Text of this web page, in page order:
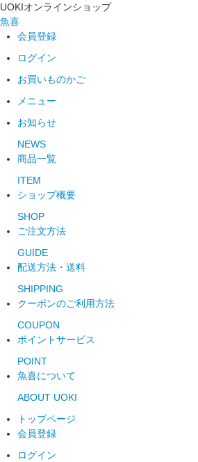
UOKIオンラインショップ
魚喜
会員登録
ログイン
お買いものかご
メニュー
お知らせ
NEWS
商品一覧
ITEM
ショップ概要
SHOP
ご注文方法
GUIDE
配送方法・送料
SHIPPING
クーポンのご利用方法
COUPON
ポイントサービス
POINT
魚喜について
ABOUT UOKI
トップページ
会員登録
ログイン